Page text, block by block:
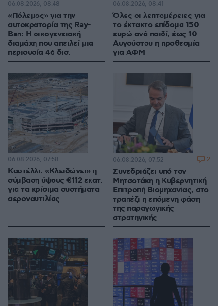
«Πόλεμος» για την
αυτοκρατορία της Ray-
Ban: Η οικογενειακή
διαμάχη που απειλεί μια
περιουσία 46 δισ.
06.08.2026, 08:48
Όλες οι λεπτομέρειες για
το έκτακτο επίδομα 150
ευρώ ανά παιδί, έως 10
Αυγούστου η προθεσμία
για ΑΦΜ
06.08.2026, 08:41
Καστέλλι: «Κλειδώνει» η
σύμβαση ύψους €112 εκατ.
για τα κρίσιμα συστήματα
αεροναυτιλίας
06.08.2026, 07:58
Συνεδριάζει υπό τον
Μητσοτάκη η Κυβερνητική
Επιτροπή Βιομηχανίας, στο
τραπέζι η επόμενη φάση
της παραγωγικής
στρατηγικής
06.08.2026, 07:52 2